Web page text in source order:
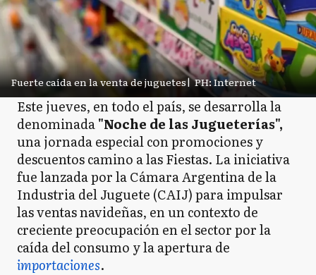
Fuerte caída en la venta de juguetes| PH: Internet
Este jueves, en todo el país, se desarrolla la
denominada"Noche de las Jugueterías",
una jornada especial con promociones y
descuentos camino a las Fiestas. La iniciativa
fue lanzada por la Cámara Argentina de la
Industria del Juguete (CAIJ) para impulsar
las ventas navideñas, en un contexto de
creciente preocupación en el sector por la
caída del consumo y la apertura de
importaciones.